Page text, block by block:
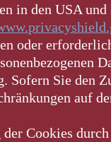
in den USA
oder
Sofern Sie den
auf
Cookies